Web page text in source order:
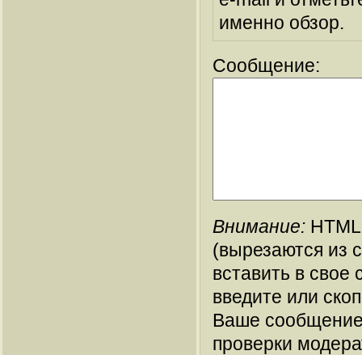
именно обзор.
Сообщение:
Внимание:
(вырезаются из
вставить в
введите или
Ваше
проверки